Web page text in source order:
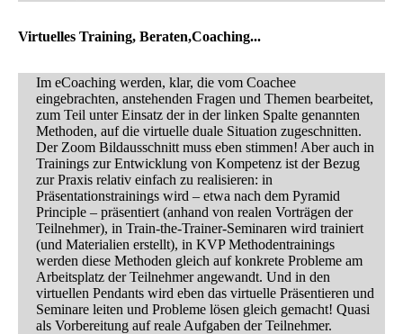
Virtuelles Training, Beraten,Coaching...
Im eCoaching werden, klar, die vom Coachee
eingebrachten, anstehenden Fragen und Themen bearbeitet,
zum Teil unter Einsatz der in der linken Spalte genannten
Methoden, auf die virtuelle duale Situation zugeschnitten.
Der Zoom Bildausschnitt muss eben stimmen! Aber auch in
Trainings zur Entwicklung von Kompetenz ist der Bezug
zur Praxis relativ einfach zu realisieren: in
Präsentationstrainings wird – etwa nach dem Pyramid
Principle – präsentiert (anhand von realen Vorträgen der
Teilnehmer), in Train-the-Trainer-Seminaren wird trainiert
(und Materialien erstellt), in KVP Methodentrainings
werden diese Methoden gleich auf konkrete Probleme am
Arbeitsplatz der Teilnehmer angewandt. Und in den
virtuellen Pendants wird eben das virtuelle Präsentieren und
Seminare leiten und Probleme lösen gleich gemacht! Quasi
als Vorbereitung auf reale Aufgaben der Teilnehmer.